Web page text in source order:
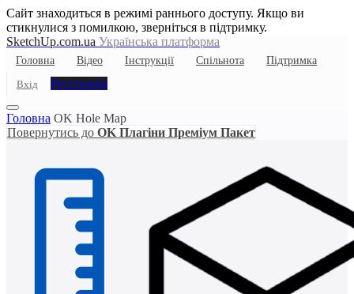
Сайт знаходиться в режимі раннього доступу. Якщо ви
стикнулися з помилкою, зверніться в підтримку.
SketchUp.com.ua Українська платформа
Головна Відео Інструкції Спільнота
Підтримка
Вхід
Реєстрація
Головна OK Hole Map
Повернутись до OK Плагіни Преміум Пакет